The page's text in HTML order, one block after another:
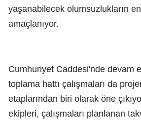
yaşanabilecek olumsuzlukların
amaçlanıyor.
Cumhuriyet Caddesi'nde devam
toplama hattı çalışmaları da
etaplarından biri olarak öne
ekipleri, çalışmaları planlanan